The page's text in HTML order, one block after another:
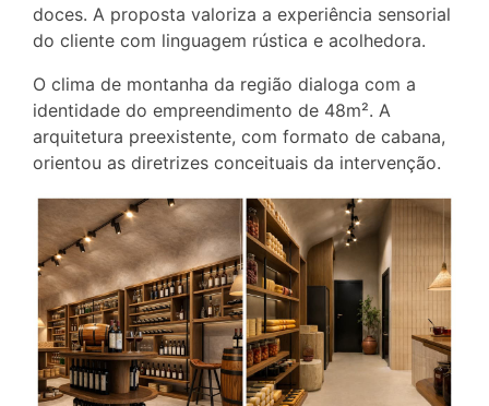
doces. A proposta valoriza a experiência sensorial
do cliente com linguagem rústica e acolhedora.
O clima de montanha da região dialoga com a
identidade do empreendimento de 48m². A
arquitetura preexistente, com formato de cabana,
orientou as diretrizes conceituais da intervenção.